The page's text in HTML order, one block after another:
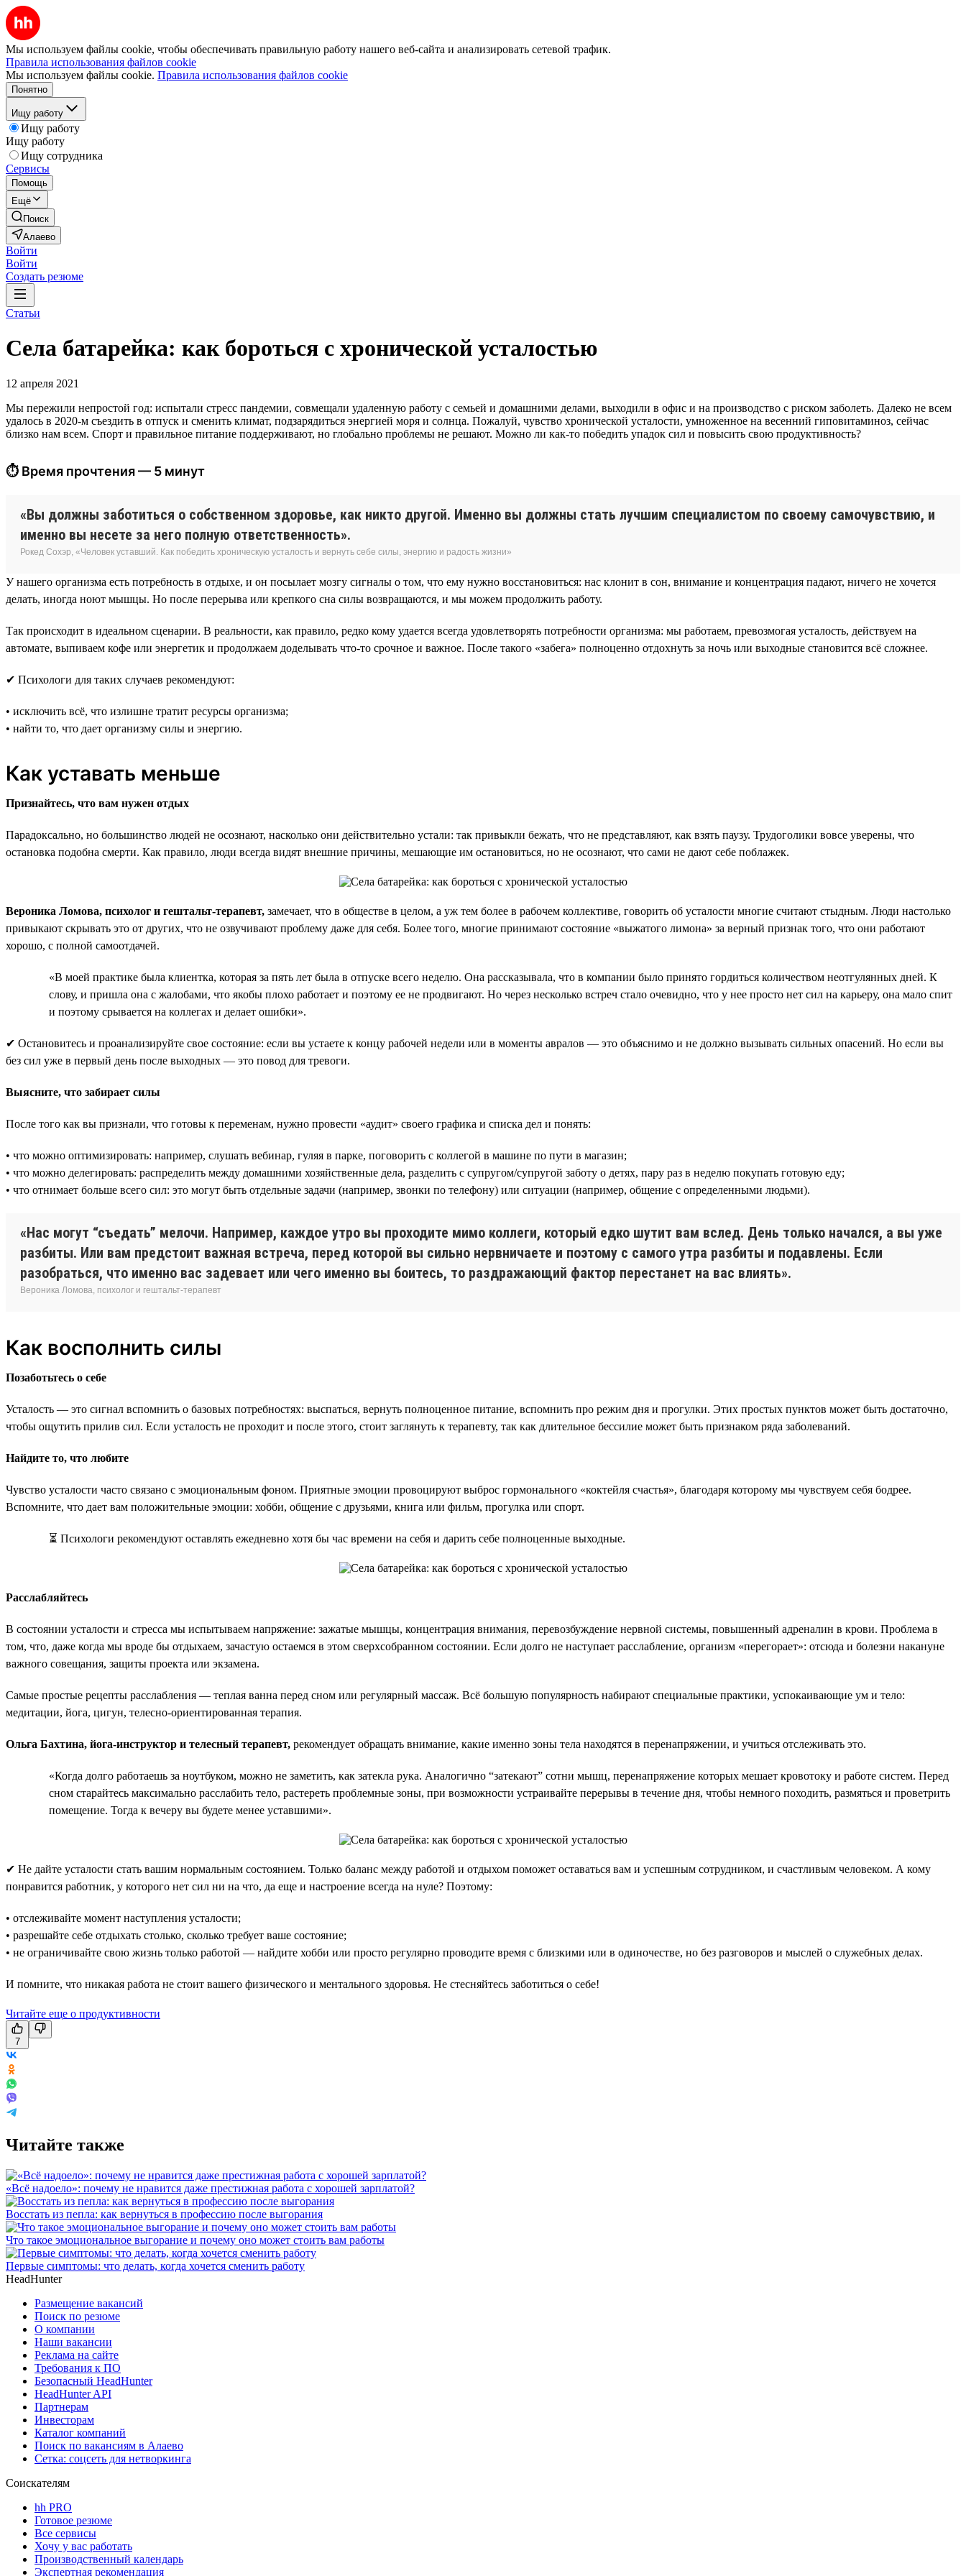
Мы используем файлы cookie, чтобы обеспечивать правильную работу нашего веб-сайта и анализировать сетевой трафик.
Правила использования файлов cookie
Мы используем файлы cookie. Правила использования файлов cookie
Понятно
Ищу работу
Ищу работу
Ищу работу
Ищу сотрудника
Сервисы
Помощь
Ещё
Поиск
Алаево
Войти
Войти
Создать резюме
Статьи
Села батарейка: как бороться с хронической усталостью
12 апреля 2021
Мы пережили непростой год: испытали стресс пандемии, совмещали удаленную работу с семьей и домашними делами, выходили в офис и на производство с риском заболеть. Далеко не всем
удалось в 2020-м съездить в отпуск и сменить климат, подзарядиться энергией моря и солнца. Пожалуй, чувство хронической усталости, умноженное на весенний гиповитаминоз, сейчас
близко нам всем. Спорт и правильное питание поддерживают, но глобально проблемы не решают. Можно ли как-то победить упадок сил и повысить свою продуктивность?
⏱ Время прочтения — 5 минут
«Вы должны заботиться о собственном здоровье, как никто другой. Именно вы должны стать лучшим специалистом по своему самочувствию, и
именно вы несете за него полную ответственность».
Рокед Сохэр, «Человек уставший. Как победить хроническую усталость и вернуть себе силы, энергию и радость жизни»
У нашего организма есть потребность в отдыхе, и он посылает мозгу сигналы о том, что ему нужно восстановиться: нас клонит в сон, внимание и концентрация падают, ничего не хочется
делать, иногда ноют мышцы. Но после перерыва или крепкого сна силы возвращаются, и мы можем продолжить работу.
Так происходит в идеальном сценарии. В реальности, как правило, редко кому удается всегда удовлетворять потребности организма: мы работаем, превозмогая усталость, действуем на
автомате, выпиваем кофе или энергетик и продолжаем доделывать что-то срочное и важное. После такого «забега» полноценно отдохнуть за ночь или выходные становится всё сложнее.
✔ Психологи для таких случаев рекомендуют:
• исключить всё, что излишне тратит ресурсы организма;
• найти то, что дает организму силы и энергию.
Как уставать меньше
Признайтесь, что вам нужен отдых
Парадоксально, но большинство людей не осознают, насколько они действительно устали: так привыкли бежать, что не представляют, как взять паузу. Трудоголики вовсе уверены, что
остановка подобна смерти. Как правило, люди всегда видят внешние причины, мешающие им остановиться, но не осознают, что сами не дают себе поблажек.
Вероника Ломова, психолог и гештальт-терапевт, замечает, что в обществе в целом, а уж тем более в рабочем коллективе, говорить об усталости многие считают стыдным. Люди настолько
привыкают скрывать это от других, что не озвучивают проблему даже для себя. Более того, многие принимают состояние «выжатого лимона» за верный признак того, что они работают
хорошо, с полной самоотдачей.
«В моей практике была клиентка, которая за пять лет была в отпуске всего неделю. Она рассказывала, что в компании было принято гордиться количеством неотгулянных дней. К
слову, и пришла она с жалобами, что якобы плохо работает и поэтому ее не продвигают. Но через несколько встреч стало очевидно, что у нее просто нет сил на карьеру, она мало спит
и поэтому срывается на коллегах и делает ошибки».
✔ Остановитесь и проанализируйте свое состояние: если вы устаете к концу рабочей недели или в моменты авралов — это объяснимо и не должно вызывать сильных опасений. Но если вы
без сил уже в первый день после выходных — это повод для тревоги.
Выясните, что забирает силы
После того как вы признали, что готовы к переменам, нужно провести «аудит» своего графика и списка дел и понять:
• что можно оптимизировать: например, слушать вебинар, гуляя в парке, поговорить с коллегой в машине по пути в магазин;
• что можно делегировать: распределить между домашними хозяйственные дела, разделить с супругом/супругой заботу о детях, пару раз в неделю покупать готовую еду;
• что отнимает больше всего сил: это могут быть отдельные задачи (например, звонки по телефону) или ситуации (например, общение с определенными людьми).
«Нас могут “съедать” мелочи. Например, каждое утро вы проходите мимо коллеги, который едко шутит вам вслед. День только начался, а вы уже
разбиты. Или вам предстоит важная встреча, перед которой вы сильно нервничаете и поэтому с самого утра разбиты и подавлены. Если
разобраться, что именно вас задевает или чего именно вы боитесь, то раздражающий фактор перестанет на вас влиять».
Вероника Ломова, психолог и гештальт-терапевт
Как восполнить силы
Позаботьтесь о себе
Усталость — это сигнал вспомнить о базовых потребностях: выспаться, вернуть полноценное питание, вспомнить про режим дня и прогулки. Этих простых пунктов может быть достаточно,
чтобы ощутить прилив сил. Если усталость не проходит и после этого, стоит заглянуть к терапевту, так как длительное бессилие может быть признаком ряда заболеваний.
Найдите то, что любите
Чувство усталости часто связано с эмоциональным фоном. Приятные эмоции провоцируют выброс гормонального «коктейля счастья», благодаря которому мы чувствуем себя бодрее.
Вспомните, что дает вам положительные эмоции: хобби, общение с друзьями, книга или фильм, прогулка или спорт.
⏳ Психологи рекомендуют оставлять ежедневно хотя бы час времени на себя и дарить себе полноценные выходные.
Расслабляйтесь
В состоянии усталости и стресса мы испытываем напряжение: зажатые мышцы, концентрация внимания, перевозбуждение нервной системы, повышенный адреналин в крови. Проблема в
том, что, даже когда мы вроде бы отдыхаем, зачастую остаемся в этом сверхсобранном состоянии. Если долго не наступает расслабление, организм «перегорает»: отсюда и болезни накануне
важного совещания, защиты проекта или экзамена.
Самые простые рецепты расслабления — теплая ванна перед сном или регулярный массаж. Всё большую популярность набирают специальные практики, успокаивающие ум и тело:
медитации, йога, цигун, телесно-ориентированная терапия.
Ольга Бахтина, йога-инструктор и телесный терапевт, рекомендует обращать внимание, какие именно зоны тела находятся в перенапряжении, и учиться отслеживать это.
«Когда долго работаешь за ноутбуком, можно не заметить, как затекла рука. Аналогично “затекают” сотни мышц, перенапряжение которых мешает кровотоку и работе систем. Перед
сном старайтесь максимально расслабить тело, растереть проблемные зоны, при возможности устраивайте перерывы в течение дня, чтобы немного походить, размяться и проветрить
помещение. Тогда к вечеру вы будете менее уставшими».
✔ Не дайте усталости стать вашим нормальным состоянием. Только баланс между работой и отдыхом поможет оставаться вам и успешным сотрудником, и счастливым человеком. А кому
понравится работник, у которого нет сил ни на что, да еще и настроение всегда на нуле? Поэтому:
• отслеживайте момент наступления усталости;
• разрешайте себе отдыхать столько, сколько требует ваше состояние;
• не ограничивайте свою жизнь только работой — найдите хобби или просто регулярно проводите время с близкими или в одиночестве, но без разговоров и мыслей о служебных делах.
И помните, что никакая работа не стоит вашего физического и ментального здоровья. Не стесняйтесь заботиться о себе!
Читайте еще о продуктивности
7
Читайте также
«Всё надоело»: почему не нравится даже престижная работа с хорошей зарплатой?
Восстать из пепла: как вернуться в профессию после выгорания
Что такое эмоциональное выгорание и почему оно может стоить вам работы
Первые симптомы: что делать, когда хочется сменить работу
HeadHunter
Размещение вакансий
Поиск по резюме
О компании
Наши вакансии
Реклама на сайте
Требования к ПО
Безопасный HeadHunter
HeadHunter API
Партнерам
Инвесторам
Каталог компаний
Поиск по вакансиям в Алаево
Сетка: соцсеть для нетворкинга
Соискателям
hh PRO
Готовое резюме
Все сервисы
Хочу у вас работать
Производственный календарь
Экспертная рекомендация